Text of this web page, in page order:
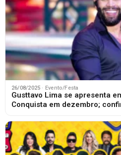
26/08/2025 · Evento/Festa
Gusttavo Lima se apresenta
Conquista em dezembro;